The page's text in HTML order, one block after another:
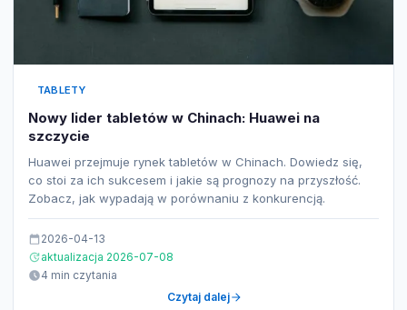
TABLETY
Nowy lider tabletów w Chinach: Huawei na
szczycie
Huawei przejmuje rynek tabletów w Chinach. Dowiedz się,
co stoi za ich sukcesem i jakie są prognozy na przyszłość.
Zobacz, jak wypadają w porównaniu z konkurencją.
2026-04-13
aktualizacja 2026-07-08
4 min czytania
Czytaj dalej